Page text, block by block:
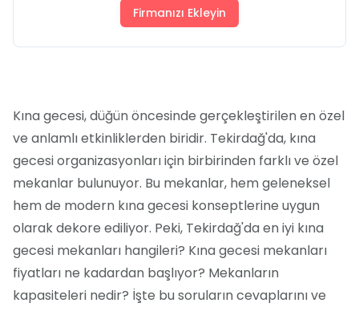
Firmanızı Ekleyin
Kına gecesi, düğün öncesinde gerçekleştirilen en özel
ve anlamlı etkinliklerden biridir. Tekirdağ'da, kına
gecesi organizasyonları için birbirinden farklı ve özel
mekanlar bulunuyor. Bu mekanlar, hem geleneksel
hem de modern kına gecesi konseptlerine uygun
olarak dekore ediliyor. Peki, Tekirdağ'da en iyi kına
gecesi mekanları hangileri? Kına gecesi mekanları
fiyatları ne kadardan başlıyor? Mekanların
kapasiteleri nedir? İşte bu soruların cevaplarını ve